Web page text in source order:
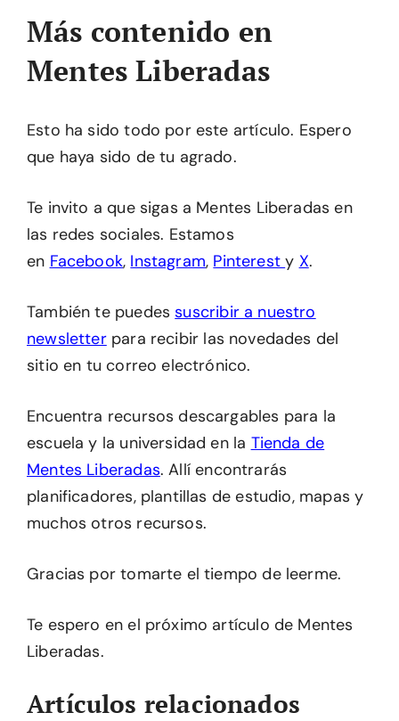
Más contenido en
Mentes Liberadas
Esto ha sido todo por este artículo. Espero
que haya sido de tu agrado.
Te invito a que sigas a Mentes Liberadas en
las redes sociales. Estamos
en Facebook, Instagram, Pinteresty X.
También te puedessuscribir a nuestro
newsletterpara recibir las novedades del
sitio en tu correo electrónico.
Encuentra recursos descargables para la
escuela y la universidad en la Tienda de
Mentes Liberadas. Allí encontrarás
planificadores, plantillas de estudio, mapas y
muchos otros recursos.
Gracias por tomarte el tiempo de leerme.
Te espero en el próximo artículo de Mentes
Liberadas.
Artículos relacionados